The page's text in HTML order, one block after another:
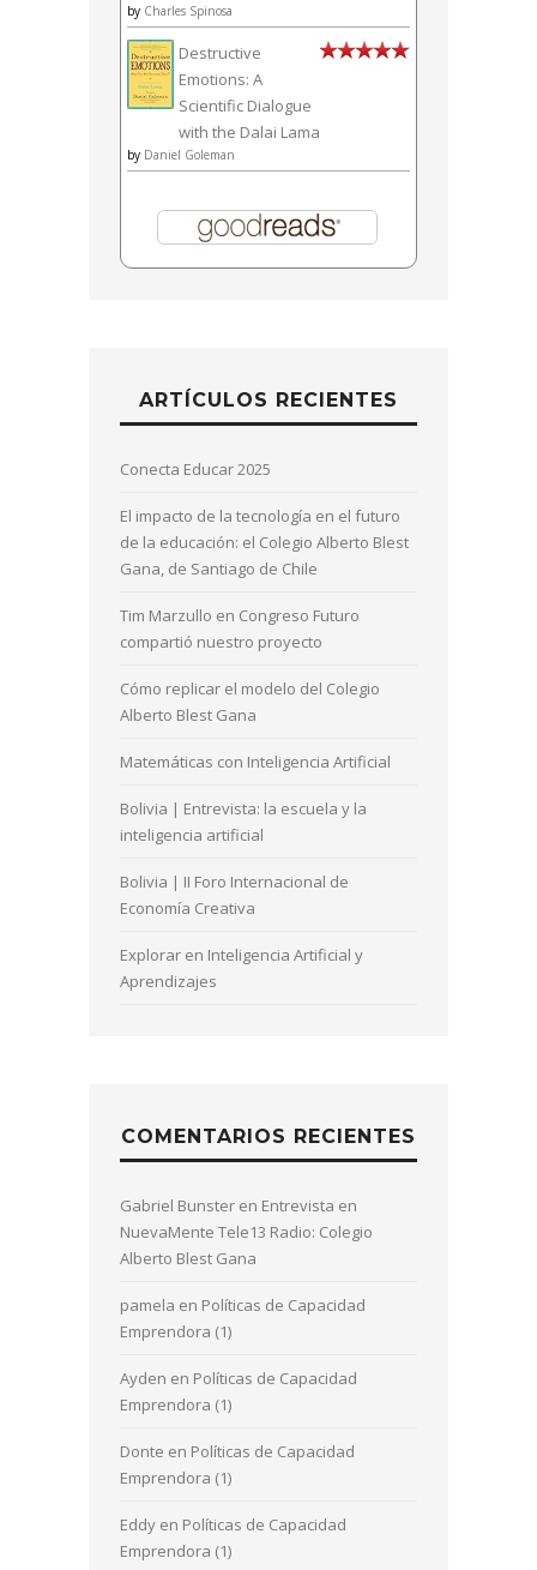
by Charles Spinosa
Destructive
Emotions: A
Scientific Dialogue
with the Dalai Lama
by Daniel Goleman
ARTÍCULOS RECIENTES
Conecta Educar 2025
El impacto de la tecnología en el futuro
de la educación: el Colegio Alberto Blest
Gana, de Santiago de Chile
Tim Marzullo en Congreso Futuro
compartió nuestro proyecto
Cómo replicar el modelo del Colegio
Alberto Blest Gana
Matemáticas con Inteligencia Artificial
Bolivia | Entrevista: la escuela y la
inteligencia artificial
Bolivia | II Foro Internacional de
Economía Creativa
Explorar en Inteligencia Artificial y
Aprendizajes
COMENTARIOS RECIENTES
Gabriel Bunster en Entrevista en
NuevaMente Tele13 Radio: Colegio
Alberto Blest Gana
pamela en Políticas de Capacidad
Emprendora (1)
Ayden en Políticas de Capacidad
Emprendora (1)
Donte en Políticas de Capacidad
Emprendora (1)
Eddy en Políticas de Capacidad
Emprendora (1)